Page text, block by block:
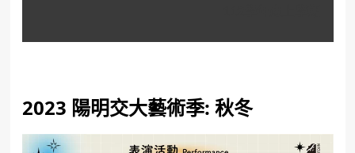
2023 陽明交大藝術季: 秋冬